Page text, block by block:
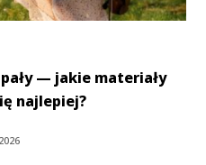
— jakie materiały
najlepiej?